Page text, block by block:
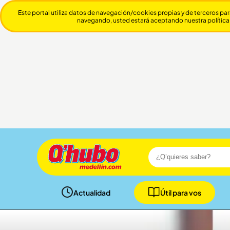
Actualidad Útil para vos
Este portal utiliza datos de navegación/cookies propias y de terceros
navegando, usted estará aceptando nuestra